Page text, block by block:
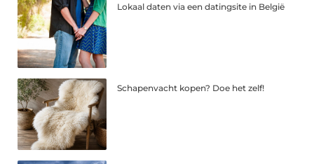
Lokaal daten via een datingsite in België
Schapenvacht kopen? Doe het zelf!